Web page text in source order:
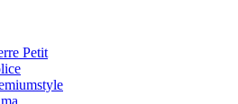
Petit